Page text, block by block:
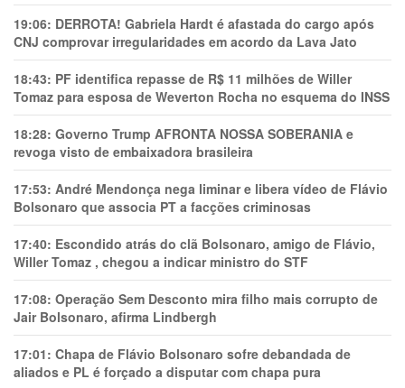
19:06: DERROTA! Gabriela Hardt é afastada do cargo após
CNJ comprovar irregularidades em acordo da Lava Jato
18:43: PF identifica repasse de R$ 11 milhões de Willer
Tomaz para esposa de Weverton Rocha no esquema do INSS
18:28: Governo Trump AFRONTA NOSSA SOBERANIA e
revoga visto de embaixadora brasileira
17:53: André Mendonça nega liminar e libera vídeo de Flávio
Bolsonaro que associa PT a facções criminosas
17:40: Escondido atrás do clã Bolsonaro, amigo de Flávio,
Willer Tomaz , chegou a indicar ministro do STF
17:08: Operação Sem Desconto mira filho mais corrupto de
Jair Bolsonaro, afirma Lindbergh
17:01: Chapa de Flávio Bolsonaro sofre debandada de
aliados e PL é forçado a disputar com chapa pura